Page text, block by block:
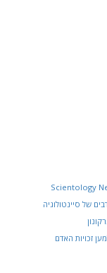
Scientology
של סיינטולוגיה
זכויות האדם